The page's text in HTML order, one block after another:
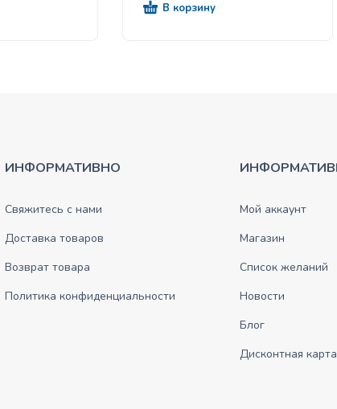
В корзину
ИНФОРМАТИВНО
Свяжитесь с нами
Доставка товаров
Возврат товара
Политика конфиденциальности
Мой аккаунт
Магазин
Список желаний
Новости
Блог
Дисконтная